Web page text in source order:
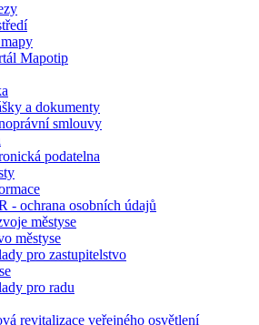
Mapotip
a dokumenty
smlouvy
podatelna
- ochrana osobních údajů
městyse
městyse
pro zastupitelstvo
pro radu
revitalizace veřejného osvětlení